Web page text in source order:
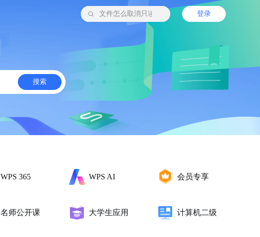
登录
搜索
WPS 365 WPS AI 会员专享
名师公开课 大学生应用 计算机二级